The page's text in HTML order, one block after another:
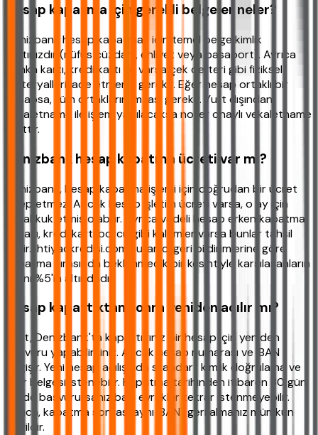
Hesap kapatma için gerekli belgeler neler?
Denizbank hesap kapatmak için temel belge kimlik
kartınızdır (nüfus cüzdanı, ehliyet veya pasaport). Ayrıca
banka kartı, kredi kartı ve varsa çek defteri gibi fiziksel
materyalleri iade etmeniz gerekir. Eğer hesap ortaklı bir
hesapsa, tüm ortakların imzası gerekir. Yurt dışından
vekaletname ile işlem yapılacaksa noter onaylı vekaletname
şarttır.
Denizbank hesap kapatma ücreti var mı?
Denizbank, hesap kapatma işlemi için doğrudan bir ücret
talep etmez. Ancak hesap işletim ücreti varsa, o ay için
tahakkuk etmiş olabilir. Ayrıca vadeli hesap erken kapatma
cezası, kredi kartı borcu gibi kalemler varsa bunlar tahsil
edilir. İhtiyackredisi.com kullanıcı geri bildirimlerine göre
kapatma sırasında beklenmedik bir kesintiyle karşılaşanların
oranı %5'in altındadır.
Hesap kapattıktan sonra yeniden açılır mı?
Evet, Denizbank'ta kapattığınız bir hesap için yeniden
başvuru yapabilirsiniz. Ancak hesap numarası ve IBAN
değişir. Yeni hesap açılışında standart kimlik doğrulama ve
gelir belgesi istenebilir. Kapatma tarihinden itibaren 30 gün
içinde başvurursanız bazı evraklar tekrar istenmeyebilir.
Ayrıca, kapatma sonrası aynı IBAN'ı geri almanız mümkün
değildir.